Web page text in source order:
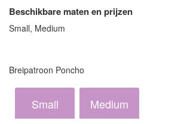
Beschikbare maten en prijzen
Small, Medium
Breipatroon Poncho
Small Medium